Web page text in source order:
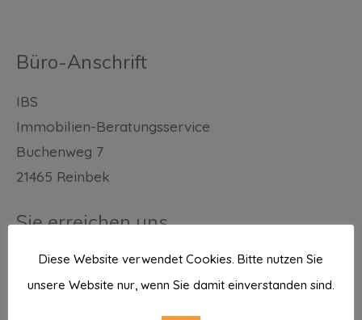
Büro-Anschrift
IBS
Immobilien-Beratungsservice
Buchenweg 7
21465 Reinbek
Sie erreichen uns
E-Mail: info@ibs-hh.com
Tel.: 040 711 40 585 / 586
Diese Website verwendet Cookies. Bitte nutzen Sie
unsere Website nur, wenn Sie damit einverstanden sind.